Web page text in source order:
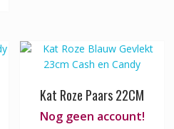
Kat Roze Paars 22CM
Nog geen account!